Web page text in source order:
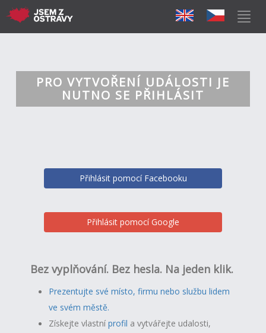
PRO VYTVOŘENÍ UDÁLOSTI JE
NUTNO SE PŘIHLÁSIT
Přihlásit pomocí Facebooku
Přihlásit pomocí Google
Bez vyplňování. Bez hesla. Na jeden klik.
Prezentujte své místo, firmu nebo službu lidem
ve svém městě.
Získejte vlastníprofil a vytvářejte udalosti,